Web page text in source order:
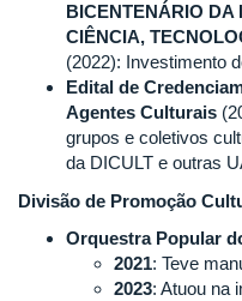
BICENTENÁRIO DA
CIÊNCIA,
(2022): Investimento
Edital de
Agentes Culturais
grupos e coletivos
da DICULT e outras
Divisão de Promoção
Orquestra Popular
2021: Teve
2023: Atuou na